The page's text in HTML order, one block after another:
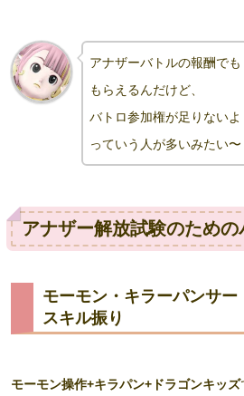
アナザーバトルの報酬でも
もらえるんだけど、
バトロ参加権が足りないよ
っていう人が多いみたい〜
アナザー解放試験のため
モーモン・キラーパンサ
スキル振り
モーモン操作+キラパン+ドラゴンキッズ